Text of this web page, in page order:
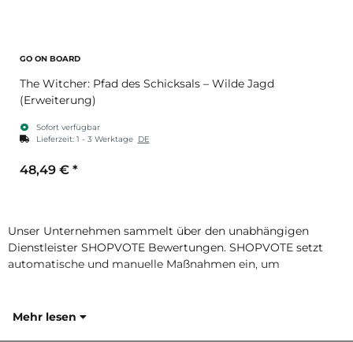
GO ON BOARD
The Witcher: Pfad des Schicksals – Wilde Jagd
(Erweiterung)
Sofort verfügbar
Lieferzeit: 1 - 3 Werktage DE
48,49 € *
Unser Unternehmen sammelt über den unabhängigen
Dienstleister SHOPVOTE Bewertungen. SHOPVOTE setzt
automatische und manuelle Maßnahmen ein, um
Mehr lesen